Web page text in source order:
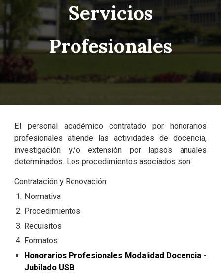
Servicios
Profesionales
El personal académico contratado por honorarios
profesionales atiende las actividades de docencia,
investigación y/o extensión por lapsos anuales
determinados. Los procedimientos asociados son:
Contratación y Renovación
Normativa
Procedimientos
Requisitos
Formatos
Honorarios Profesionales Modalidad Docencia -
Jubilado USB